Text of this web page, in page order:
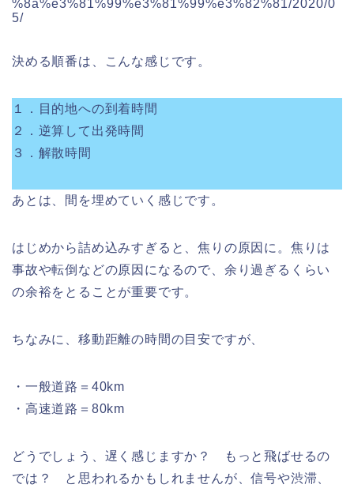
%8a%e3%81%99%e3%81%99%e3%82%81/2020/0
5/
決める順番は、こんな感じです。
１．目的地への到着時間
２．逆算して出発時間
３．解散時間
あとは、間を埋めていく感じです。
はじめから詰め込みすぎると、焦りの原因に。焦りは
事故や転倒などの原因になるので、余り過ぎるくらい
の余裕をとることが重要です。
ちなみに、移動距離の時間の目安ですが、
・一般道路＝40km
・高速道路＝80km
どうでしょう、遅く感じますか？ もっと飛ばせるの
では？ と思われるかもしれませんが、信号や渋滞、